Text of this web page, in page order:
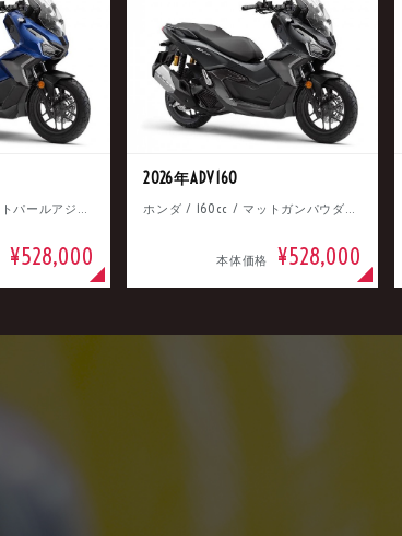
ホンダ / 160cc / マットパールアジャイルブルー
¥528,000
2026年ADV160
ホンダ / 160cc / マットガンパウダーブラックメタリック
本体価格 ¥528,000